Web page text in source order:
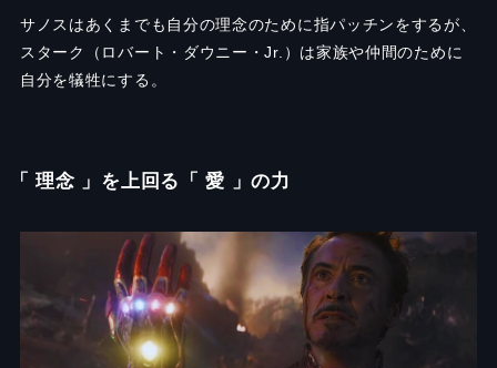
サノスはあくまでも自分の理念のために指パッチンをするが、
スターク（ロバート・ダウニー・Jr.）は家族や仲間のために
自分を犠牲にする。
「 理念 」を上回る「 愛 」の力